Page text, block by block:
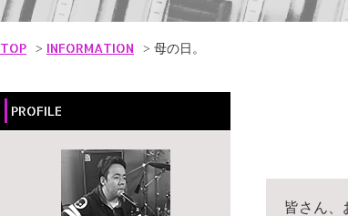
TOP INFORMATION 母の日。
皆さん、
PROFILE